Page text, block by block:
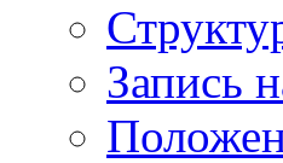
Запись